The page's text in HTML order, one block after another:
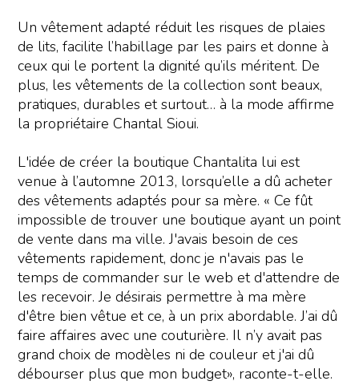
Un vêtement adapté réduit les risques de plaies
de lits, facilite l’habillage par les pairs et donne à
ceux qui le portent la dignité qu’ils méritent. De
plus, les vêtements de la collection sont beaux,
pratiques, durables et surtout… à la mode affirme
la propriétaire Chantal Sioui.
L'idée de créer la boutique Chantalita lui est
venue à l’automne 2013, lorsqu’elle a dû acheter
des vêtements adaptés pour sa mère. « Ce fût
impossible de trouver une boutique ayant un point
de vente dans ma ville. J'avais besoin de ces
vêtements rapidement, donc je n'avais pas le
temps de commander sur le web et d'attendre de
les recevoir. Je désirais permettre à ma mère
d'être bien vêtue et ce, à un prix abordable. J’ai dû
faire affaires avec une couturière. Il n’y avait pas
grand choix de modèles ni de couleur et j'ai dû
débourser plus que mon budget», raconte-t-elle.